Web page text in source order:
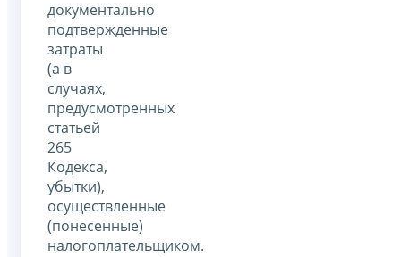
документально
подтвержденные
затраты
(а в
случаях,
предусмотренных
статьей
265
Кодекса,
убытки),
осуществленные
(понесенные)
налогоплательщиком.